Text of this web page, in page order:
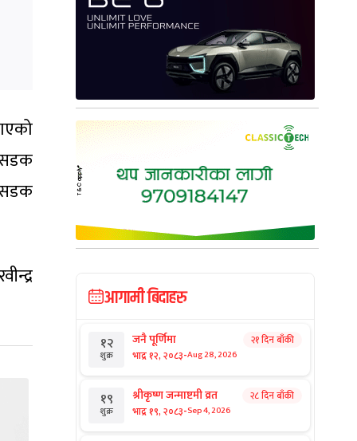
सडक
सडक
आगामी बिदाहरु
१२
शुक्र
जनै पूर्णिमा
भाद्र १२, २०८३-Aug 28, 2026
२१ दिन बाँकी
१९
शुक्र
श्रीकृष्ण जन्माष्टमी व्रत
भाद्र १९, २०८३-Sep 4, 2026
२८ दिन बाँकी